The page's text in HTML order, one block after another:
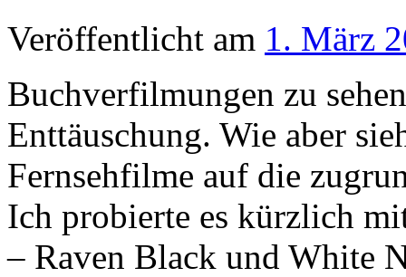
Veröffentlicht am 1. März
Buchverfilmungen zu
Enttäuschung. Wie aber
Fernsehfilme auf die
Ich probierte es kürzlich
– Raven Black und White